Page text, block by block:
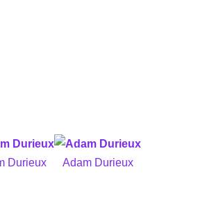
Durieux Adam Durieux